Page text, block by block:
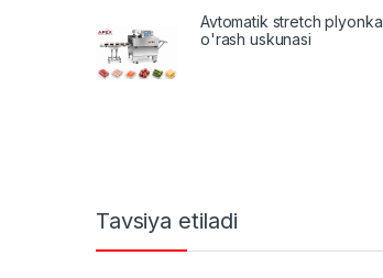
Avtomatik stretch plyonka
o'rash uskunasi
Tavsiya etiladi